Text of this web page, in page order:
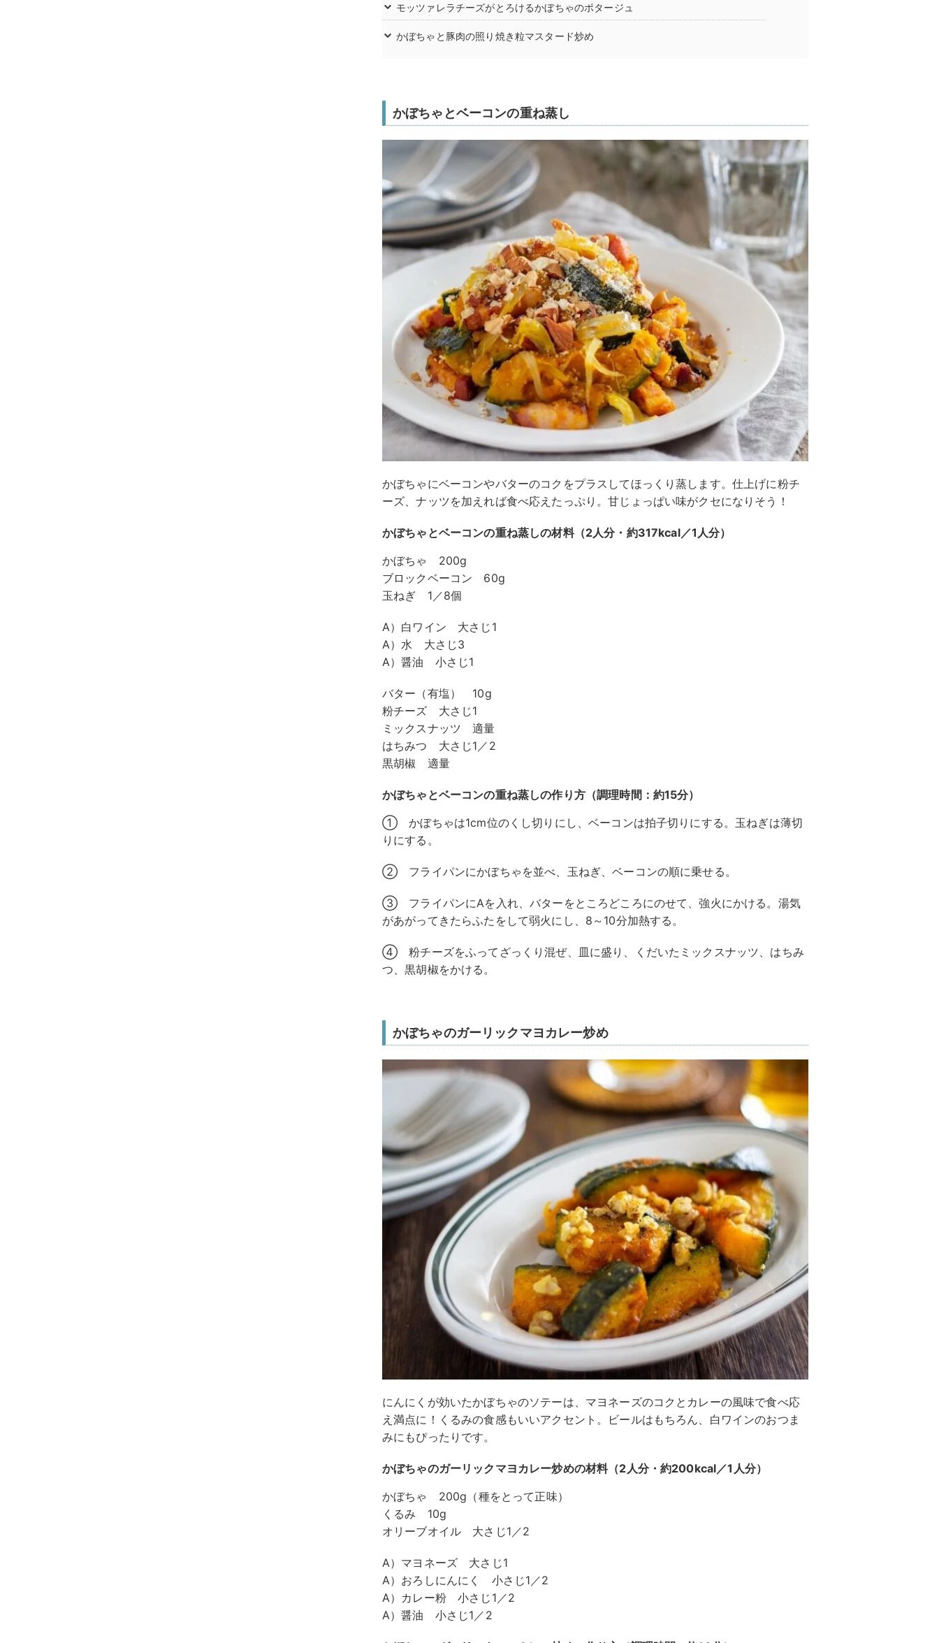
モッツァレラチーズがとろけるかぼちゃのポタージュ
かぼちゃと豚肉の照り焼き粒マスタード炒め
かぼちゃとベーコンの重ね蒸し
かぼちゃにベーコンやバターのコクをプラスしてほっくり蒸します。仕上げに粉チ
ーズ、ナッツを加えれば食べ応えたっぷり。甘じょっぱい味がクセになりそう！
かぼちゃとベーコンの重ね蒸しの材料（2人分・約317kcal／1人分）
かぼちゃ 200g
ブロックベーコン 60g
玉ねぎ 1／8個
A）白ワイン 大さじ1
A）水 大さじ3
A）醤油 小さじ1
バター（有塩） 10g
粉チーズ 大さじ1
ミックスナッツ 適量
はちみつ 大さじ1／2
黒胡椒 適量
かぼちゃとベーコンの重ね蒸しの作り方（調理時間：約15分）
① かぼちゃは1cm位のくし切りにし、ベーコンは拍子切りにする。玉ねぎは薄切
りにする。
② フライパンにかぼちゃを並べ、玉ねぎ、ベーコンの順に乗せる。
③ フライパンにAを入れ、バターをところどころにのせて、強火にかける。湯気
があがってきたらふたをして弱火にし、8～10分加熱する。
④ 粉チーズをふってざっくり混ぜ、皿に盛り、くだいたミックスナッツ、はちみ
つ、黒胡椒をかける。
かぼちゃのガーリックマヨカレー炒め
にんにくが効いたかぼちゃのソテーは、マヨネーズのコクとカレーの風味で食べ応
え満点に！くるみの食感もいいアクセント。ビールはもちろん、白ワインのおつま
みにもぴったりです。
かぼちゃのガーリックマヨカレー炒めの材料（2人分・約200kcal／1人分）
かぼちゃ 200g（種をとって正味）
くるみ 10g
オリーブオイル 大さじ1／2
A）マヨネーズ 大さじ1
A）おろしにんにく 小さじ1／2
A）カレー粉 小さじ1／2
A）醤油 小さじ1／2